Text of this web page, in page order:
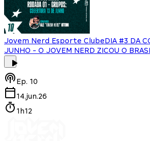
Jovem Nerd Esporte ClubeDIA #3 DA
JUNHO - O JOVEM NERD ZICOU O
Ep. 10
14.jun.26
1h12